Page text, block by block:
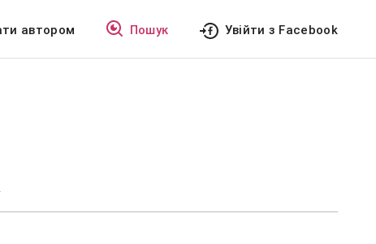
автором Пошук Увійти з Facebook